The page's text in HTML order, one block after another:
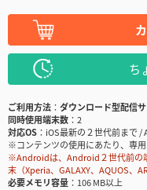
ち
ご利用方法
ダウンロード型配信サ
同時使用端末数
2
対応OS
iOS最新の２世代前まで
※コンテンツの使用にあたり、専
※Androidは、Android２世代前の
末（Xperia、GALAXY、AQUOS、
必要メモリ容量
106 MB以上